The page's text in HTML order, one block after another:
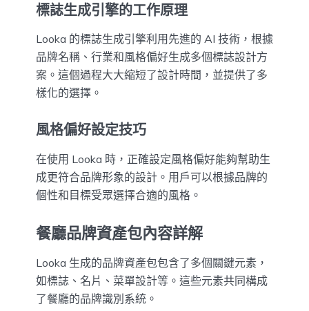
標誌生成引擎的工作原理
Looka 的標誌生成引擎利用先進的 AI 技術，根據
品牌名稱、行業和風格偏好生成多個標誌設計方
案。這個過程大大縮短了設計時間，並提供了多
樣化的選擇。
風格偏好設定技巧
在使用 Looka 時，正確設定風格偏好能夠幫助生
成更符合品牌形象的設計。用戶可以根據品牌的
個性和目標受眾選擇合適的風格。
餐廳品牌資產包內容詳解
Looka 生成的品牌資產包包含了多個關鍵元素，
如標誌、名片、菜單設計等。這些元素共同構成
了餐廳的品牌識別系統。